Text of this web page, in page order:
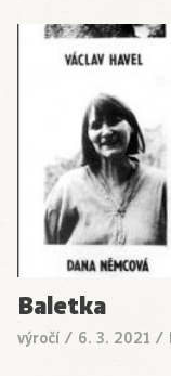
Baletka
výročí / 6. 3. 2021 /